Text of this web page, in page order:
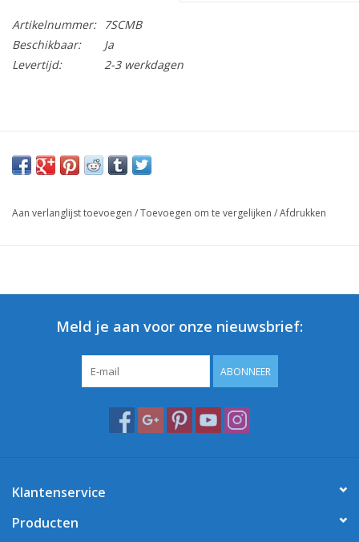
Artikelnummer:
7SCMB
Beschikbaar:
Ja
Levertijd:
2-3 werkdagen
Aan verlanglijst toevoegen /Toevoegen om te vergelijken /Afdrukken
Meld je aan voor onze nieuwsbrief:
ABONNEER
Klantenservice
Producten